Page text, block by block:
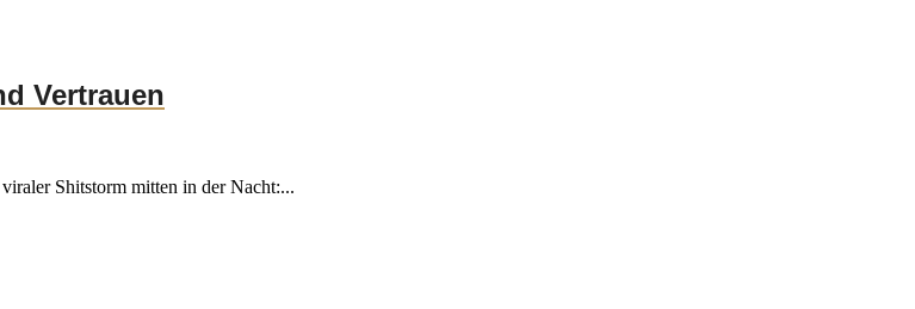
Vertrauen
Shitstorm mitten in der Nacht:...